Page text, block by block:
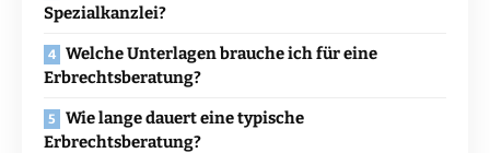
Spezialkanzlei?
Welche Unterlagen brauche ich für eine
Erbrechtsberatung?
Wie lange dauert eine typische
Erbrechtsberatung?